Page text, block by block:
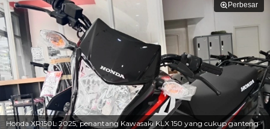
Perbesar
Honda XR150L 2025, penantang Kawasaki KLX 150 yang cukup ganteng